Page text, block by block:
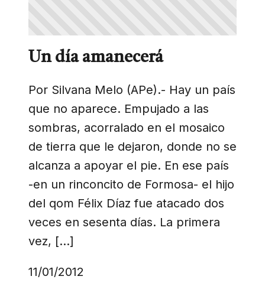
Un día amanecerá
Por Silvana Melo (APe).- Hay un país
que no aparece. Empujado a las
sombras, acorralado en el mosaico
de tierra que le dejaron, donde no se
alcanza a apoyar el pie. En ese país
-en un rinconcito de Formosa- el hijo
del qom Félix Díaz fue atacado dos
veces en sesenta días. La primera
vez, […]
11/01/2012